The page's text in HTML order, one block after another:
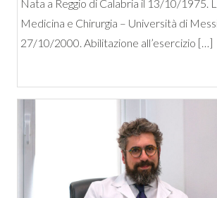
Nata a Reggio di Calabria il 13/10/1975.
Medicina e Chirurgia – Università di
27/10/2000. Abilitazione all’esercizio […]